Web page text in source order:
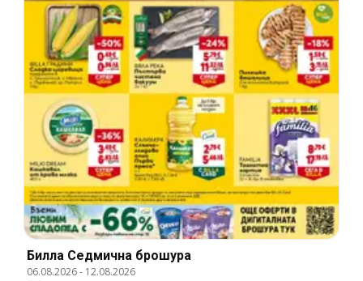
Билла Cедмична брошура
06.08.2026- 12.08.2026